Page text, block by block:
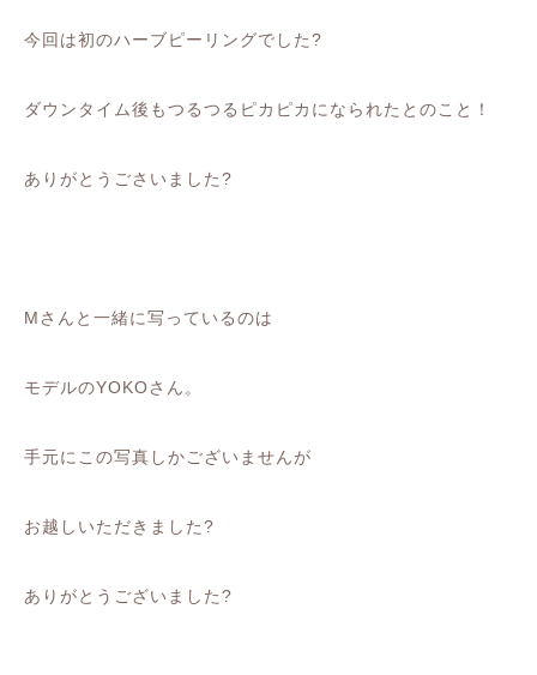
今回は初のハーブピーリングでした?
ダウンタイム後もつるつるピカピカになられたとのこと！
ありがとうごさいました?
Mさんと一緒に写っているのは
モデルのYOKOさん。
手元にこの写真しかございませんが
お越しいただきました?
ありがとうございました?